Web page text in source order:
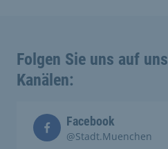
Folgen Sie uns auf
Kanälen:
Facebook
@Stadt.Muenchen